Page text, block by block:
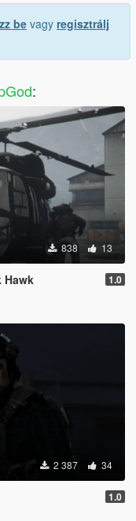
bevagy regisztrálj
:
838 13
Hawk 1.0
2 387 34
1.0